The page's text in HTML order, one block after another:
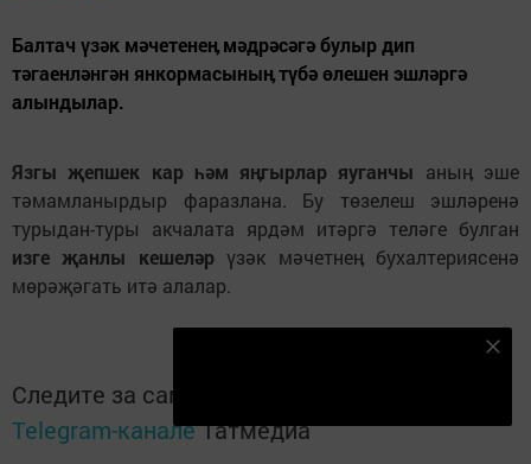
Балтач үзәк мәчетенеӊ мәдрәсәгә булыр дип
тәгаенләнгән янкормасыныӊ түбә өлешен эшләргә
алындылар.
Язгы җепшек кар һәм яӊгырлар яуганчы аныӊ эше
тәмамланырдыр фаразлана. Бу төзелеш эшләренә
турыдан-туры акчалата ярдәм итәргә теләге булган
изге җанлы кешеләрүзәк мәчетнеӊ бухалтериясенә
мөрәҗәгать итә алалар.
Следите за самым важным и интересным в
Telegram-каналеТатмедиа